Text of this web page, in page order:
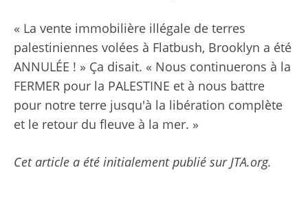
« La vente immobilière illégale de terres
palestiniennes volées à Flatbush, Brooklyn a été
ANNULÉE ! » Ça disait. « Nous continuerons à la
FERMER pour la PALESTINE et à nous battre
pour notre terre jusqu'à la libération complète
et le retour du fleuve à la mer. »
Cet article a été initialement publié sur JTA.org.